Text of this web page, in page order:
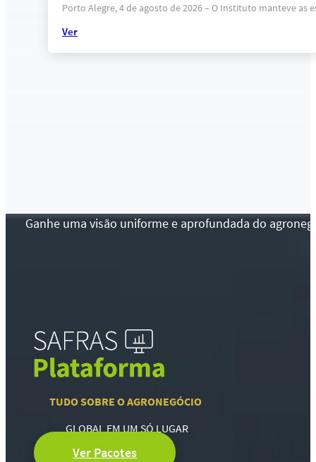
Porto Alegre, 4 de agosto de 2026 – O Instituto manteve as
Ver
Ganhe uma visão uniforme e aprofundada do
TUDO SOBRE O AGRONEGÓCIO
GLOBAL EM UM SÓ LUGAR
Ver Pacotes